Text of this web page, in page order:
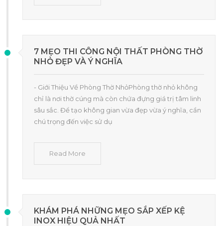
7 MẸO THI CÔNG NỘI THẤT PHÒNG THỜ
NHỎ ĐẸP VÀ Ý NGHĨA
- Giới Thiệu Về Phòng Thờ NhỏPhòng thờ nhỏ không
chỉ là nơi thờ cúng mà còn chứa đựng giá trị tâm linh
sâu sắc. Để tạo không gian vừa đẹp vừa ý nghĩa, cần
chú trọng đến việc sử dụ
Read More
KHÁM PHÁ NHỮNG MẸO SẮP XẾP KỆ
INOX HIỆU QUẢ NHẤT